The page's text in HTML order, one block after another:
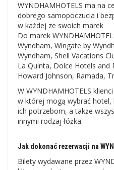
WYNDHAMHOTELS ma na
dobrego samopoczucia i
w każdej ze swoich marek
Do marek
Wyndham, Wingate by
Wyndham, Shell Vacations
La Quinta, Dolce Hotels and
Howard Johnson, Ramada,
W WYNDHAMHOTELS
w której mogą wybrać
ich potrzebom, a także
innymi rodzaj łóżka.
Jak dokonać rezerwacji na
Bilety wydawane przez